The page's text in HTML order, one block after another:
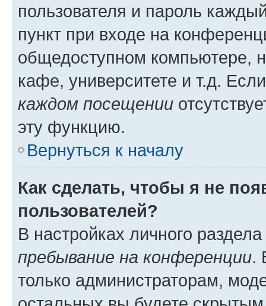
пользователя и пароль
пункт при входе на
общедоступном компьютере,
кафе, университете и т.д.
каждом посещении
эту функцию.
Вернуться к началу
Как сделать, чтобы я не
пользователей?
В настройках личного
пребывание на конференции.
только администраторам,